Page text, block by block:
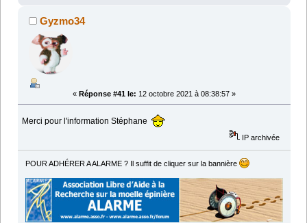
Gyzmo34
« Réponse #41 le: 12 octobre 2021 à 08:38:57 »
Merci pour l'information Stéphane
IP archivée
POUR ADHÉRER A ALARME ? Il suffit de cliquer sur la bannière